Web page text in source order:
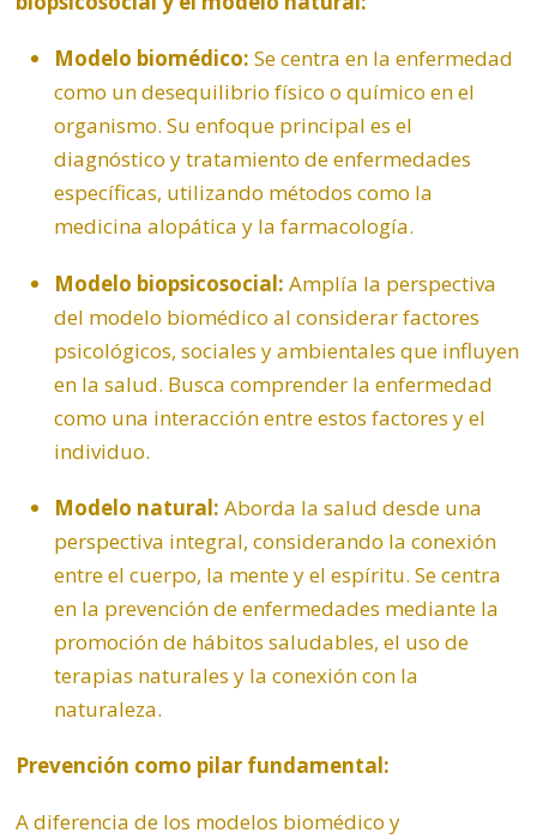
Modelo biomédico: Se centra en la enfermedad
como un desequilibrio físico o químico en el
organismo. Su enfoque principal es el
diagnóstico y tratamiento de enfermedades
específicas, utilizando métodos como la
medicina alopática y la farmacología.
Modelo biopsicosocial: Amplía la perspectiva
del modelo biomédico al considerar factores
psicológicos, sociales y ambientales que influyen
en la salud. Busca comprender la enfermedad
como una interacción entre estos factores y el
individuo.
Modelo natural: Aborda la salud desde una
perspectiva integral, considerando la conexión
entre el cuerpo, la mente y el espíritu. Se centra
en la prevención de enfermedades mediante la
promoción de hábitos saludables, el uso de
terapias naturales y la conexión con la
naturaleza.
Prevención como pilar fundamental:
A diferencia de los modelos biomédico y